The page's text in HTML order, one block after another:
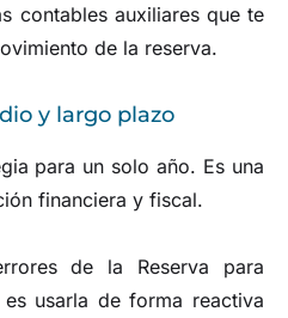
contables auxiliares que te
de la reserva.
y largo plazo
para un solo año. Es una
financiera y fiscal.
de la Reserva para
es usarla de forma reactiva